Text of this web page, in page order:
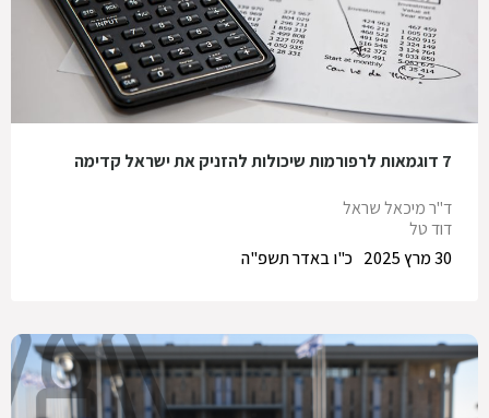
7 דוגמאות לרפורמות שיכולות להזניק את ישראל קדימה
ד"ר מיכאל שראל
דוד טל
כ"ו באדר תשפ"ה
30 מרץ 2025